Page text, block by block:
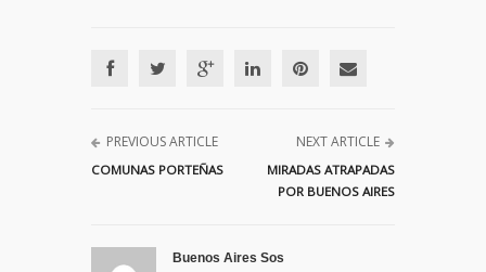
PREVIOUS ARTICLE
COMUNAS PORTEÑAS
NEXT ARTICLE
MIRADAS ATRAPADAS
POR BUENOS AIRES
Buenos Aires Sos